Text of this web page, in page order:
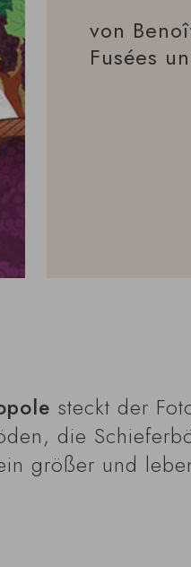
von
Fusées
steckt der
die
größer und